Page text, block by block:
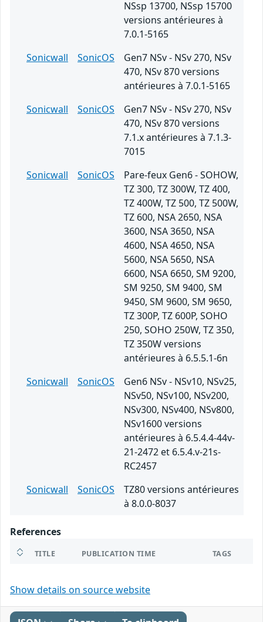
NSsp 13700, NSsp 15700
versions antérieures à
7.0.1-5165
Sonicwall
SonicOS
Gen7 NSv - NSv 270, NSv
470, NSv 870 versions
antérieures à 7.0.1-5165
Sonicwall
SonicOS
Gen7 NSv - NSv 270, NSv
470, NSv 870 versions
7.1.x antérieures à 7.1.3-
7015
Sonicwall
SonicOS
Pare-feux Gen6 - SOHOW,
TZ 300, TZ 300W, TZ 400,
TZ 400W, TZ 500, TZ 500W,
TZ 600, NSA 2650, NSA
3600, NSA 3650, NSA
4600, NSA 4650, NSA
5600, NSA 5650, NSA
6600, NSA 6650, SM 9200,
SM 9250, SM 9400, SM
9450, SM 9600, SM 9650,
TZ 300P, TZ 600P, SOHO
250, SOHO 250W, TZ 350,
TZ 350W versions
antérieures à 6.5.5.1-6n
Sonicwall
SonicOS
Gen6 NSv - NSv10, NSv25,
NSv50, NSv100, NSv200,
NSv300, NSv400, NSv800,
NSv1600 versions
antérieures à 6.5.4.4-44v-
21-2472 et 6.5.4.v-21s-
RC2457
Sonicwall
SonicOS
TZ80 versions antérieures
à 8.0.0-8037
References
TITLE PUBLICATION TIME TAGS
Show details on source website